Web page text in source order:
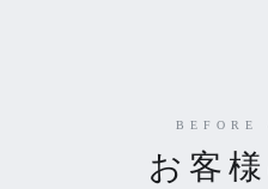
BEFORE
お客